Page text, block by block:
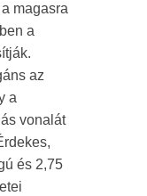
magasra
a
az
a
vonalát
és 2,75